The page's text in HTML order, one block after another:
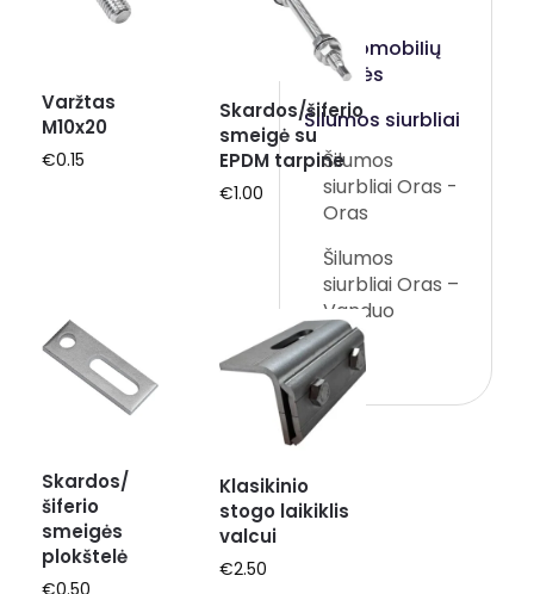
Šilumos siurbliai
Šilumos
siurbliai Oras -
Oras
Šilumos
siurbliai Oras –
Vanduo
ElektromobiIių
stotelės
Varžtas
M10x20
€0.15
Skardos/šiferio
smeigė su
EPDM tarpine
€1.00
Skardos/
šiferio
smeigės
plokštelė
€0.50
Klasikinio
stogo laikiklis
valcui
€2.50